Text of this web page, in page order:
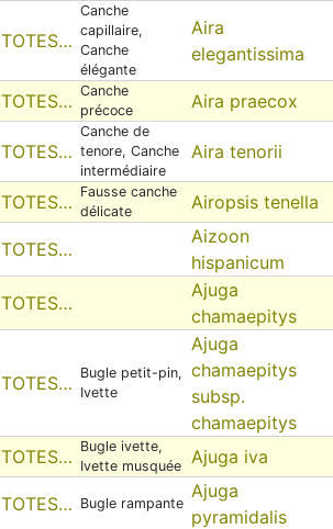
TOTES…
Canche
capillaire,
Canche
élégante
Aira
elegantissima
TOTES… Canche
précoce
Aira praecox
TOTES…
Canche de
tenore, Canche
intermédiaire
Aira tenorii
TOTES… Fausse canche
délicate
Airopsis tenella
TOTES…
Aizoon
hispanicum
TOTES…
Ajuga
chamaepitys
TOTES… Bugle petit-pin,
Ivette
Ajuga
chamaepitys
subsp.
chamaepitys
TOTES… Bugle ivette,
Ivette musquée
Ajuga iva
TOTES… Bugle rampante
Ajuga
pyramidalis